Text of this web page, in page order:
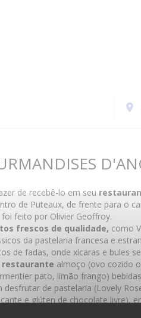
de recebê-lo em seu
de Puteaux, de frente para o
foi feito por Olivier Geoffroy.
frescos de qualidade, como
da pastelaria francesa e
de fadas, onde xícaras e bules
restaurante almoço (ovo cozido
pato, limão frango)
desfrutar de pastelaria (Lovely
e glúten de chocolate livre),
de objetos e iguarias orgânicos